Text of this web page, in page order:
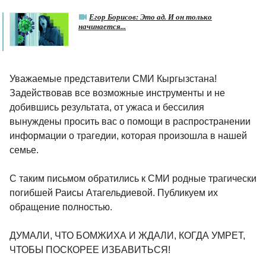
Егор Борисов: Это ад. И он только
начинается...
Уважаемые представители СМИ Кыргызстана!
Задействовав все возможные инструменты и не
добившись результата, от ужаса и бессилия
вынуждены просить вас о помощи в распространении
информации о трагедии, которая произошла в нашей
семье.
С таким письмом обратились к СМИ родные трагически
погибшей Раисы Атагельдиевой. Публикуем их
обращение полностью.
ДУМАЛИ, ЧТО БОМЖИХА И ЖДАЛИ, КОГДА УМРЕТ,
ЧТОБЫ ПОСКОРЕЕ ИЗБАВИТЬСЯ!